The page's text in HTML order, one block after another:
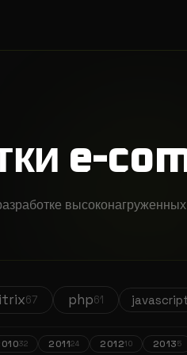
e-
67 php61
32 201124 201210 20135